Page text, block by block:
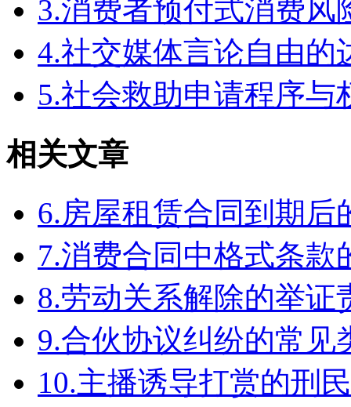
3.消费者预付式消费风
4.社交媒体言论自由
5.社会救助申请程序与
相关文章
6.房屋租赁合同到期后
7.消费合同中格式条款
8.劳动关系解除的举证
9.合伙协议纠纷的常见
10.主播诱导打赏的刑